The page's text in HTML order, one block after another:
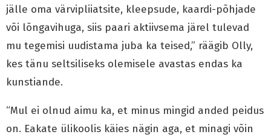
jälle oma värvipliiatsite, kleepsude, kaardi-põhjade
või lõngavihuga, siis paari aktiivsema järel tulevad
mu tegemisi uudistama juba ka teised,” räägib Olly,
kes tänu seltsiliseks olemisele avastas endas ka
kunstiande.
“Mul ei olnud aimu ka, et minus mingid anded peidus
on. Eakate ülikoolis käies nägin aga, et minagi võin